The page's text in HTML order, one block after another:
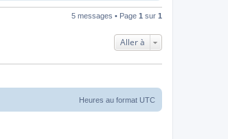
5 messages • Page 1 sur 1
Aller à
Heures au format UTC